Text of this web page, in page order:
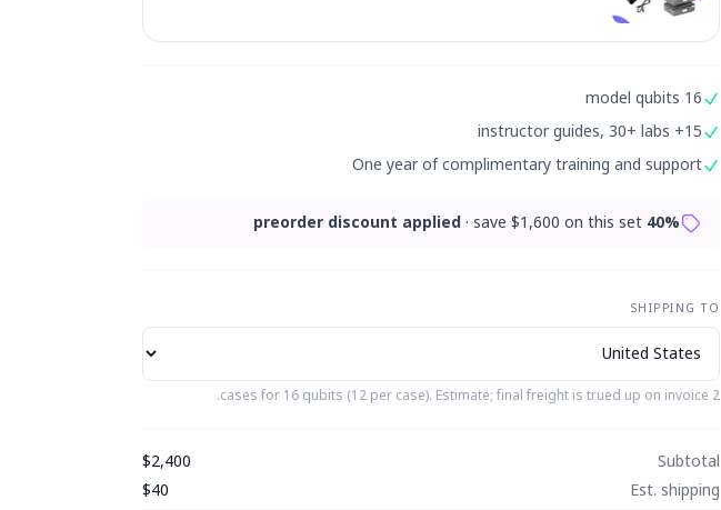
16 model qubits
15+ instructor guides, 30+ labs
One year of complimentary training and support
40% preorder discount applied
· save $1,600on this set
SHIPPING TO
2
sfor16qubits (12 per case). Estimate; final freight is trued up on invoice.
Subtotal
$2,400
Est. shipping
$40